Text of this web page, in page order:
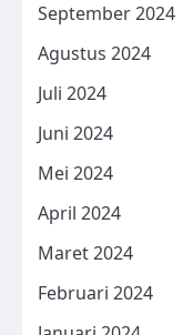
September 2024
Agustus 2024
Juli 2024
Juni 2024
Mei 2024
April 2024
Maret 2024
Februari 2024